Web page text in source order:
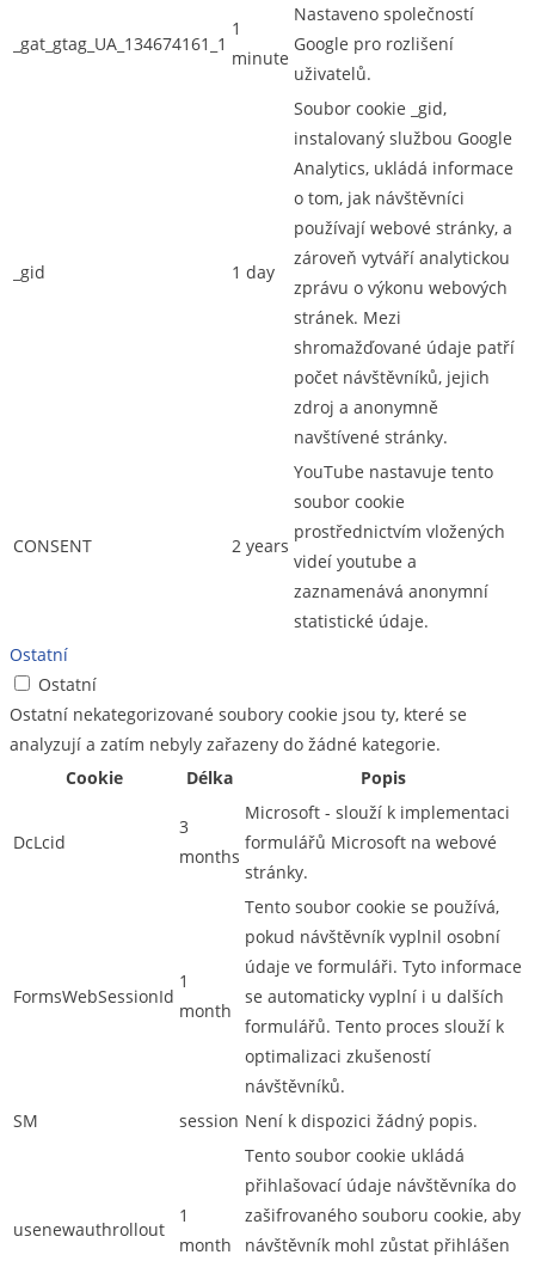
_gat_gtag_UA_134674161_1
1
minute
Nastaveno společností
Google pro rozlišení
uživatelů.
_gid 1 day
Soubor cookie _gid,
instalovaný službou Google
Analytics, ukládá informace
o tom, jak návštěvníci
používají webové stránky, a
zároveň vytváří analytickou
zprávu o výkonu webových
stránek. Mezi
shromažďované údaje patří
počet návštěvníků, jejich
zdroj a anonymně
navštívené stránky.
CONSENT 2 years
YouTube nastavuje tento
soubor cookie
prostřednictvím vložených
videí youtube a
zaznamenává anonymní
statistické údaje.
Ostatní
Ostatní
Ostatní nekategorizované soubory cookie jsou ty, které se
analyzují a zatím nebyly zařazeny do žádné kategorie.
Cookie
Délka Popis
DcLcid
3
months
Microsoft - slouží k implementaci
formulářů Microsoft na webové
stránky.
FormsWebSessionId
1
month
Tento soubor cookie se používá,
pokud návštěvník vyplnil osobní
údaje ve formuláři. Tyto informace
se automaticky vyplní i u dalších
formulářů. Tento proces slouží k
optimalizaci zkušeností
návštěvníků.
SM
session Není k dispozici žádný popis.
usenewauthrollout
1
month
Tento soubor cookie ukládá
přihlašovací údaje návštěvníka do
zašifrovaného souboru cookie, aby
návštěvník mohl zůstat přihlášen